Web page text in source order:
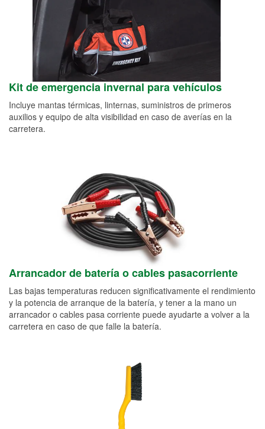
Kit de emergencia invernal para vehículos
Incluye mantas térmicas, linternas, suministros de primeros
auxilios y equipo de alta visibilidad en caso de averías en la
carretera.
Arrancador de batería o cables pasacorriente
Las bajas temperaturas reducen significativamente el rendimiento
y la potencia de arranque de la batería, y tener a la mano un
arrancador o cables pasa corriente puede ayudarte a volver a la
carretera en caso de que falle la batería.